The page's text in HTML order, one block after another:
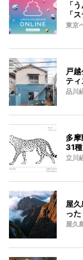
「
「
東京
戸
ティ
品川
多
31
立川
屋
っ
屋久